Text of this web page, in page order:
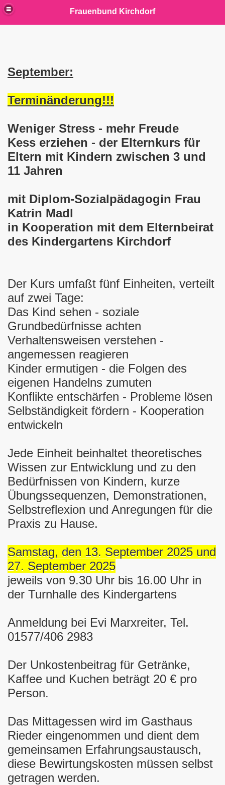
Frauenbund Kirchdorf
September:
Terminänderung!!!
Weniger Stress - mehr Freude
Kess erziehen - der Elternkurs für
Eltern mit Kindern zwischen 3 und
11 Jahren
mit Diplom-Sozialpädagogin Frau
Katrin Madl
in Kooperation mit dem Elternbeirat
des Kindergartens Kirchdorf
Der Kurs umfaßt fünf Einheiten, verteilt
auf zwei Tage:
Das Kind sehen - soziale
Grundbedürfnisse achten
Verhaltensweisen verstehen -
angemessen reagieren
Kinder ermutigen - die Folgen des
eigenen Handelns zumuten
Konflikte entschärfen - Probleme lösen
Selbständigkeit fördern - Kooperation
entwickeln
Jede Einheit beinhaltet theoretisches
Wissen zur Entwicklung und zu den
Bedürfnissen von Kindern, kurze
Übungssequenzen, Demonstrationen,
Selbstreflexion und Anregungen für die
Praxis zu Hause.
Samstag, den 13. September 2025 und
27. September 2025
jeweils von 9.30 Uhr bis 16.00 Uhr in
der Turnhalle des Kindergartens
Anmeldung bei Evi Marxreiter, Tel.
01577/406 2983
Der Unkostenbeitrag für Getränke,
Kaffee und Kuchen beträgt 20 € pro
Person.
Das Mittagessen wird im Gasthaus
Rieder eingenommen und dient dem
gemeinsamen Erfahrungsaustausch,
diese Bewirtungskosten müssen selbst
getragen werden.